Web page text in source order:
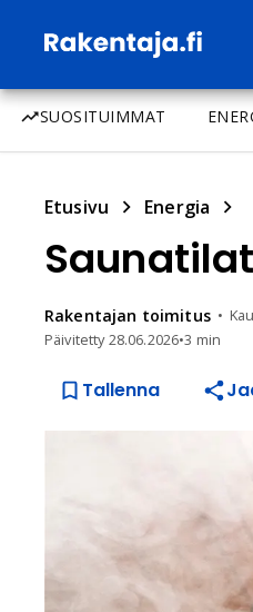
SUOSITUIMMAT
Etusivu Energia
Rakentajan toimitus
Päivitetty28.06.2026•3 min
Tallenna